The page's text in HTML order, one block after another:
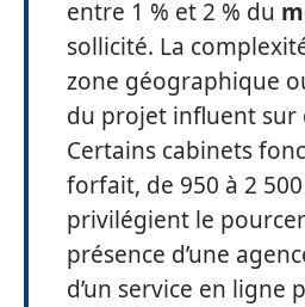
entre 1 % et 2 % du
sollicité. La
zone géographique
du projet influent sur
Certains cabinets
forfait, de 950 à 2 500
privilégient le
présence d’une
d’un service en ligne